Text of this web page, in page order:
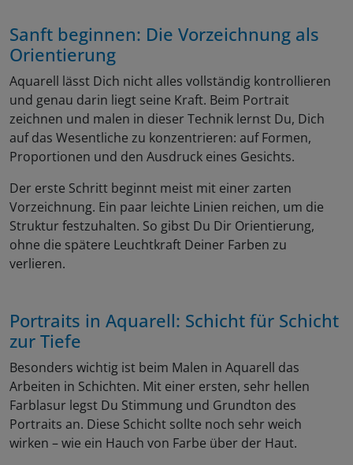
Sanft beginnen: Die Vorzeichnung als
Orientierung
Aquarell lässt Dich nicht alles vollständig kontrollieren
und genau darin liegt seine Kraft. Beim Portrait
zeichnen und malen in dieser Technik lernst Du, Dich
auf das Wesentliche zu konzentrieren: auf Formen,
Proportionen und den Ausdruck eines Gesichts.
Der erste Schritt beginnt meist mit einer zarten
Vorzeichnung. Ein paar leichte Linien reichen, um die
Struktur festzuhalten. So gibst Du Dir Orientierung,
ohne die spätere Leuchtkraft Deiner Farben zu
verlieren.
Portraits in Aquarell: Schicht für Schicht
zur Tiefe
Besonders wichtig ist beim Malen in Aquarell das
Arbeiten in Schichten. Mit einer ersten, sehr hellen
Farblasur legst Du Stimmung und Grundton des
Portraits an. Diese Schicht sollte noch sehr weich
wirken – wie ein Hauch von Farbe über der Haut.